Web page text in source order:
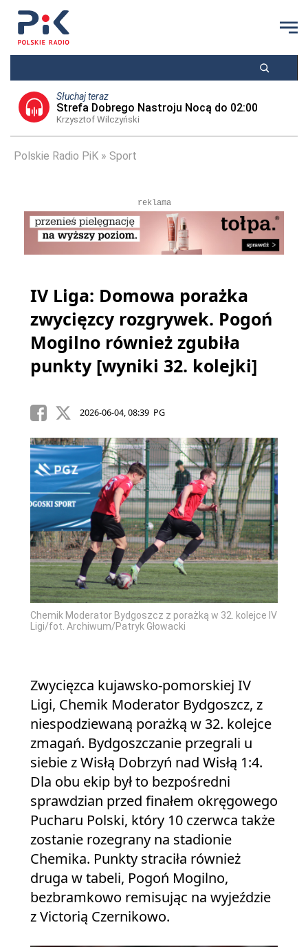
Słuchaj teraz
Strefa Dobrego Nastroju Nocą do 02:00
Krzysztof Wilczyński
Polskie Radio PiK Sport
reklama
IV Liga: Domowa porażka
zwycięzcy rozgrywek. Pogoń
Mogilno również zgubiła
punkty [wyniki 32. kolejki]
2026-06-04, 08:39 PG
Chemik Moderator Bydgoszcz z porażką w 32. kolejce IV
Ligi/fot. Archiwum/Patryk Głowacki
Zwycięzca kujawsko-pomorskiej IV
Ligi, Chemik Moderator Bydgoszcz, z
niespodziewaną porażką w 32. kolejce
zmagań. Bydgoszczanie przegrali u
siebie z Wisłą Dobrzyń nad Wisłą 1:4.
Dla obu ekip był to bezpośredni
sprawdzian przed finałem okręgowego
Pucharu Polski, który 10 czerwca także
zostanie rozegrany na stadionie
Chemika. Punkty straciła również
druga w tabeli, Pogoń Mogilno,
bezbramkowo remisując na wyjeździe
z Victorią Czernikowo.